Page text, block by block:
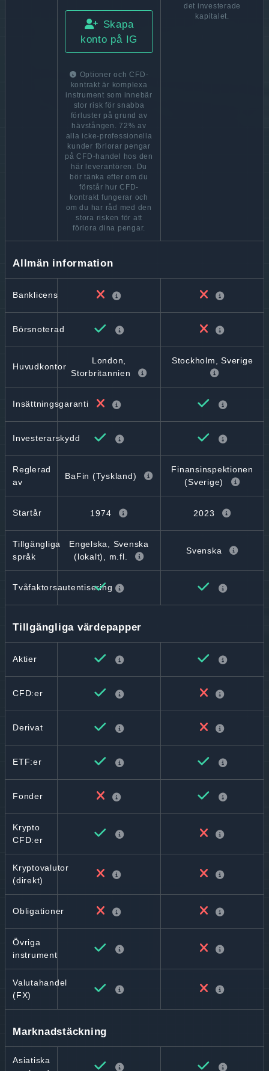
Skapa
konto på IG
Optioner och CFD-
kontrakt är komplexa
instrument som innebär
stor risk för snabba
förluster på grund av
hävstången. 72% av
alla icke-professionella
kunder förlorar pengar
på CFD-handel hos den
här leverantören. Du
bör tänka efter om du
förstår hur CFD-
kontrakt fungerar och
om du har råd med den
stora risken för att
förlora dina pengar.
det investerade
kapitalet.
Allmän information
Banklicens
Börsnoterad
Huvudkontor
London,
Storbritannien
Stockholm, Sverige
Insättningsgaranti
Investerarskydd
Reglerad
av
BaFin (Tyskland)
Finansinspektionen
(Sverige)
Startår 1974 2023
Tillgängliga
språk
Engelska, Svenska
(lokalt), m.fl.
Svenska
Tvåfaktorsautentisering
Tillgängliga värdepapper
Aktier
CFD:er
Derivat
ETF:er
Fonder
Krypto
CFD:er
Kryptovalutor
(direkt)
Obligationer
Övriga
instrument
Valutahandel
(FX)
Marknadstäckning
Asiatiska